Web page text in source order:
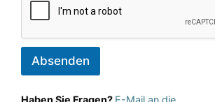
Absenden
Haben Sie Fragen? E-Mail an die